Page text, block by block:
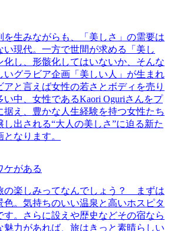
を生みながらも、「美しさ」の需要は
い現代。一方で世間が求める「美し
化し、形骸化してはいないか、そんな
いグラビア企画「美しい人」が生まれ
アと言えば女性の若さとボディを売り
い中、女性であるKaori Oguriさんをプ
据え、豊かな人生経験を持つ女性たち
し出される“大人の美しさ”に迫る新た
なります。
ケがある
の楽しみってなんでしょう？ まずは
色。気持ちのいい温泉と高いホスピタ
す。さらに設えや歴史などその宿なら
魅力があれば、旅はきっと素晴らしい